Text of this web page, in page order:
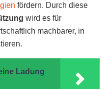
fördern. Durch diese
wird es für
machbarer, in
Ladung